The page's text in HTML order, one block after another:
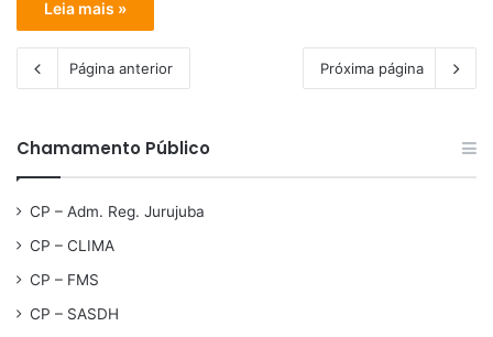
Leia mais »
Página anterior Próxima página
Chamamento Público
CP – Adm. Reg. Jurujuba
CP – CLIMA
CP – FMS
CP – SASDH